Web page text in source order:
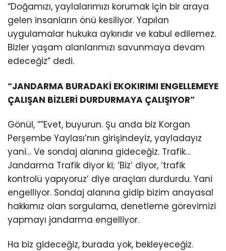
“Doğamızı, yaylalarımızı korumak için bir araya
gelen insanların önü kesiliyor. Yapılan
uygulamalar hukuka aykırıdır ve kabul edilemez.
Bizler yaşam alanlarımızı savunmaya devam
edeceğiz” dedi.
“JANDARMA BURADAKİ EKOKIRIMI ENGELLEMEYE
ÇALIŞAN BİZLERİ DURDURMAYA ÇALIŞIYOR”
Gönül, “”Evet, buyurun. Şu anda biz Korgan
Perşembe Yaylası’nın girişindeyiz, yayladayız
yani… Ve sondaj alanına gideceğiz. Trafik…
Jandarma Trafik diyor ki; ‘Biz’ diyor, ‘trafik
kontrolü yapıyoruz’ diye araçları durdurdu. Yani
engelliyor. Sondaj alanına gidip bizim anayasal
hakkımız olan sorgulama, denetleme görevimizi
yapmayı jandarma engelliyor.
Ha biz gideceğiz, burada yok, bekleyeceğiz.